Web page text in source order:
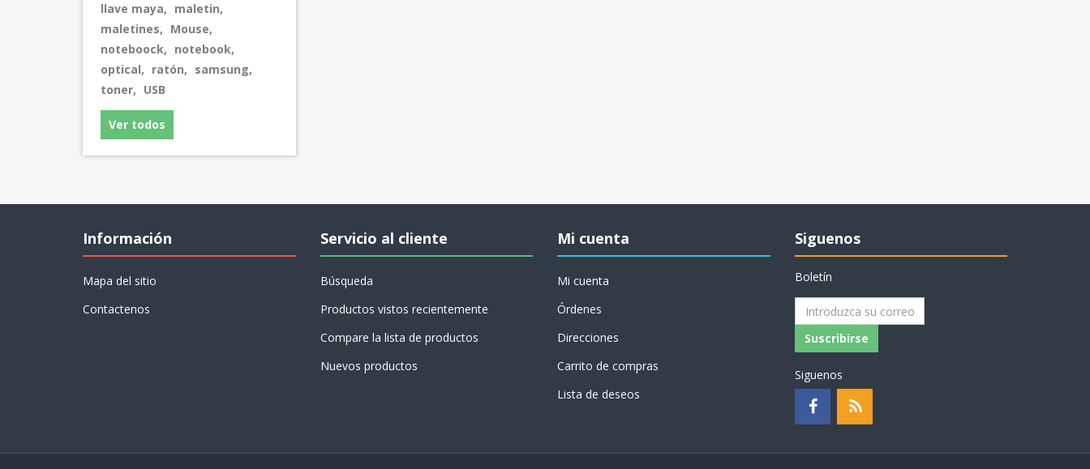
llave maya, maletin,
maletines, Mouse,
noteboock, notebook,
optical, ratón, samsung,
toner, USB
Ver todos
Información
Mapa del sitio
Contactenos
Servicio al cliente
Búsqueda
Productos vistos recientemente
Compare la lista de productos
Nuevos productos
Mi cuenta
Mi cuenta
Órdenes
Direcciones
Carrito de compras
Lista de deseos
Siguenos
Boletín
Suscribirse
Siguenos